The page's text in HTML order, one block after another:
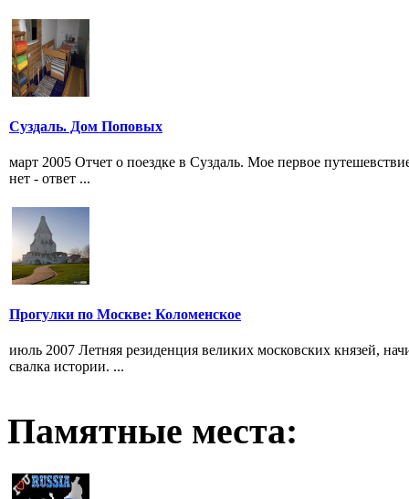
Суздаль. Дом Поповых
март 2005 Отчет о поездке в Суздаль. Мое первое
нет - ответ ...
Прогулки по Москве: Коломенское
июль 2007 Летняя резиденция великих московских князей,
свалка истории. ...
Памятные места: